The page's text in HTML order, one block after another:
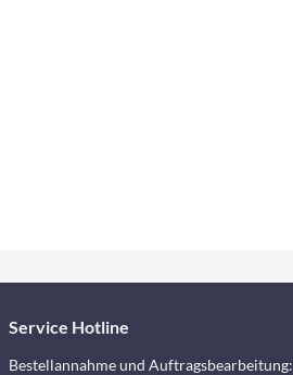
Service Hotline
Bestellannahme und Auftragsbearbeitung: